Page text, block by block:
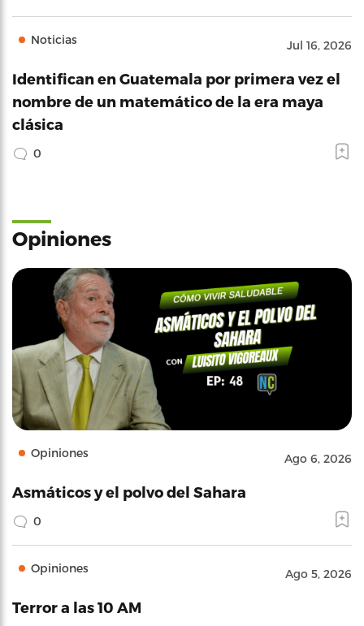
Noticias Jul 16, 2026
Identifican en Guatemala por primera vez el
nombre de un matemático de la era maya
clásica
0
Opiniones
Opiniones Ago 6, 2026
Asmáticos y el polvo del Sahara
0
Opiniones Ago 5, 2026
Terror a las 10 AM